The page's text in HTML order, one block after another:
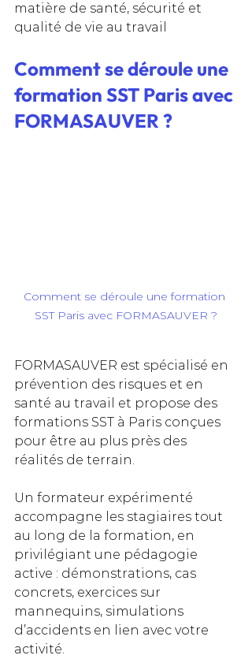
matière de santé, sécurité et
qualité de vie au travail
Comment se déroule une
formation SST Paris avec
FORMASAUVER ?
Comment se déroule une formation
SST Paris avec FORMASAUVER ?
FORMASAUVER est spécialisé en
prévention des risques et en
santé au travail et propose des
formations SST à Paris conçues
pour être au plus près des
réalités de terrain.
Un formateur expérimenté
accompagne les stagiaires tout
au long de la formation, en
privilégiant une pédagogie
active : démonstrations, cas
concrets, exercices sur
mannequins, simulations
d’accidents en lien avec votre
activité.